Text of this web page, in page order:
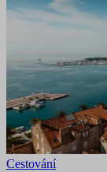
Cestování